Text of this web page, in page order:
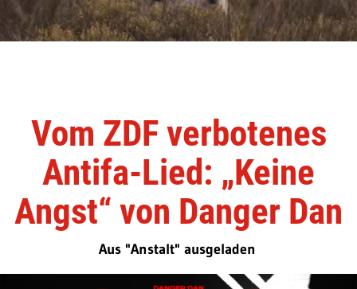
Vom ZDF verbotenes
Antifa-Lied: „Keine
Angst“ von Danger Dan
Aus "Anstalt" ausgeladen